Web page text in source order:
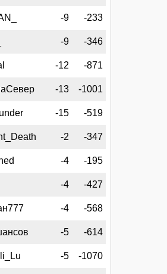
-9 -233
-9 -346
-12 -871
-13 -1001
-15 -519
-2 -347
-4 -195
-4 -427
-4 -568
-5 -614
-5 -1070